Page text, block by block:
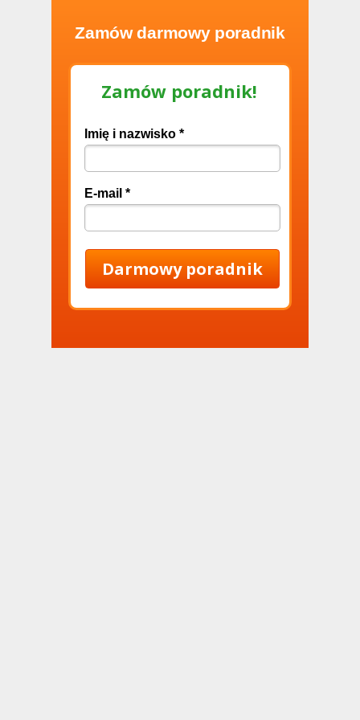
Imię i nazwisko *
E-mail *
Darmowy poradnik
Zamów poradnik!
Zamów darmowy poradnik